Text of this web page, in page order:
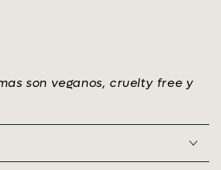
son veganos, cruelty free y